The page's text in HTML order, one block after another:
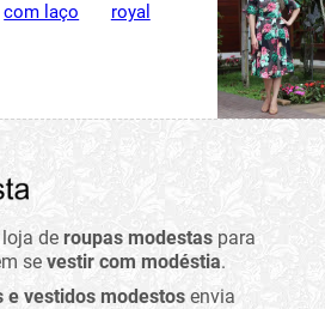
de roupas modestas para
se vestir com modéstia.
e vestidos modestos envia